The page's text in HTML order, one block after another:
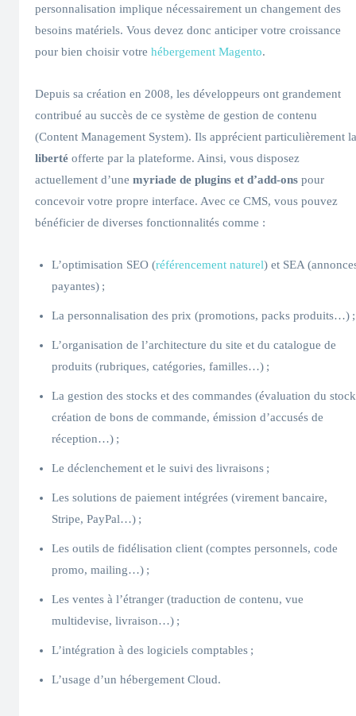
personnalisation implique nécessairement un changement des
besoins matériels. Vous devez donc anticiper votre croissance
pour bien choisir votre hébergement Magento.
Depuis sa création en 2008, les développeurs ont grandement
contribué au succès de ce système de gestion de contenu
(Content Management System). Ils apprécient particulièrement la
liberté offerte par la plateforme. Ainsi, vous disposez
actuellement d’une myriade de plugins et d’add-ons pour
concevoir votre propre interface. Avec ce CMS, vous pouvez
bénéficier de diverses fonctionnalités comme :
L’optimisation SEO (référencement naturel) et SEA
payantes) ;
La personnalisation des prix (promotions, packs produits…) ;
L’organisation de l’architecture du site et du catalogue de
produits (rubriques, catégories, familles…) ;
La gestion des stocks et des commandes (évaluation du
création de bons de commande, émission d’accusés de
réception…) ;
Le déclenchement et le suivi des livraisons ;
Les solutions de paiement intégrées (virement bancaire,
Stripe, PayPal…) ;
Les outils de fidélisation client (comptes personnels, code
promo, mailing…) ;
Les ventes à l’étranger (traduction de contenu, vue
multidevise, livraison…) ;
L’intégration à des logiciels comptables ;
L’usage d’un hébergement Cloud.